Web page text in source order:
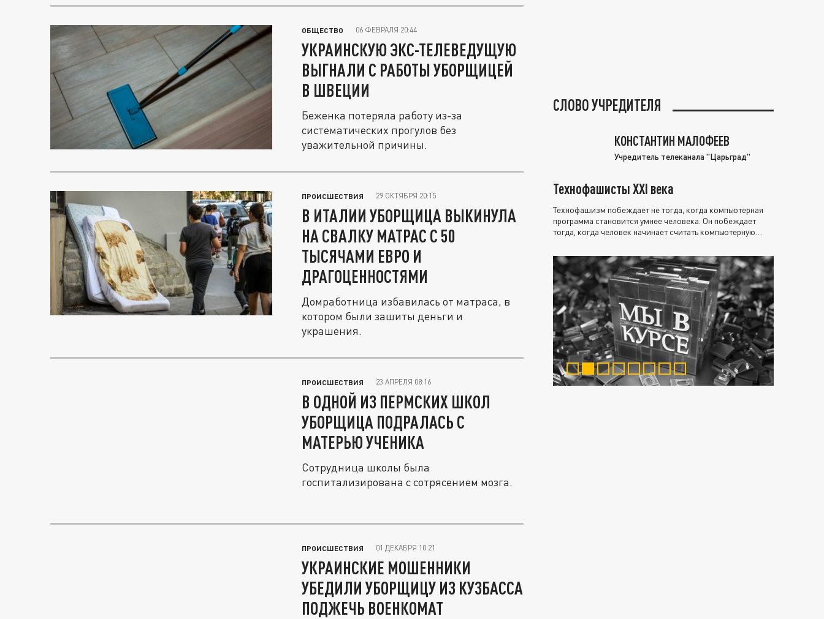
ОБЩЕСТВО 06 ФЕВРАЛЯ 20:44
УКРАИНСКУЮ ЭКС-ТЕЛЕВЕДУЩУЮ
ВЫГНАЛИ С РАБОТЫ УБОРЩИЦЕЙ
В ШВЕЦИИ
Беженка потеряла работу из-за
систематических прогулов без
уважительной причины.
ПРОИСШЕСТВИЯ 29 ОКТЯБРЯ 20:15
В ИТАЛИИ УБОРЩИЦА ВЫКИНУЛА
НА СВАЛКУ МАТРАС С 50
ТЫСЯЧАМИ ЕВРО И
ДРАГОЦЕННОСТЯМИ
Домработница избавилась от матраса, в
котором были зашиты деньги и
украшения.
ПРОИСШЕСТВИЯ 23 АПРЕЛЯ 08:16
В ОДНОЙ ИЗ ПЕРМСКИХ ШКОЛ
УБОРЩИЦА ПОДРАЛАСЬ С
МАТЕРЬЮ УЧЕНИКА
Сотрудница школы была
госпитализирована с сотрясением мозга.
ПРОИСШЕСТВИЯ 01 ДЕКАБРЯ 10:21
УКРАИНСКИЕ МОШЕННИКИ
УБЕДИЛИ УБОРЩИЦУ ИЗ КУЗБАССА
ПОДЖЕЧЬ ВОЕНКОМАТ
СЛОВО УЧРЕДИТЕЛЯ
КОНСТАНТИН МАЛОФЕЕВ
Учредитель телеканала "Царьград"
Технофашисты XXI века
Технофашизм побеждает не тогда, когда компьютерная
программа становится умнее человека. Он побеждает
тогда, когда человек начинает считать компьютерную